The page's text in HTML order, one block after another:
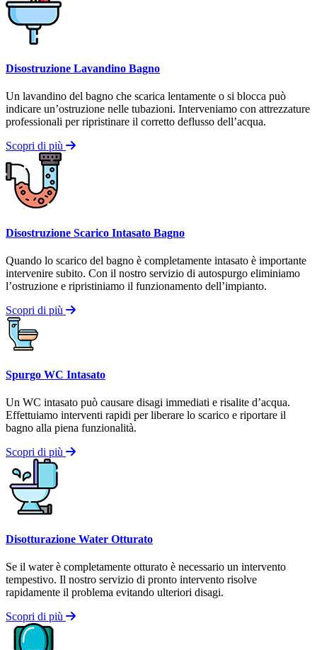
Disostruzione Lavandino Bagno
Un lavandino del bagno che scarica lentamente o si blocca può
indicare un’ostruzione nelle tubazioni. Interveniamo con attrezzature
professionali per ripristinare il corretto deflusso dell’acqua.
Scopri di più
Disostruzione Scarico Intasato Bagno
Quando lo scarico del bagno è completamente intasato è importante
intervenire subito. Con il nostro servizio di autospurgo eliminiamo
l’ostruzione e ripristiniamo il funzionamento dell’impianto.
Scopri di più
Spurgo WC Intasato
Un WC intasato può causare disagi immediati e risalite d’acqua.
Effettuiamo interventi rapidi per liberare lo scarico e riportare il
bagno alla piena funzionalità.
Scopri di più
Disotturazione Water Otturato
Se il water è completamente otturato è necessario un intervento
tempestivo. Il nostro servizio di pronto intervento risolve
rapidamente il problema evitando ulteriori disagi.
Scopri di più